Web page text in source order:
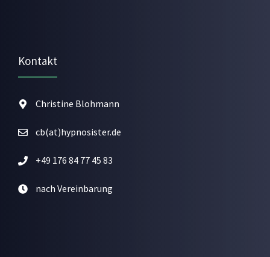
Kontakt
Christine Blohmann
cb(at)hypnosister.de
+49 176 84 77 45 83
nach Vereinbarung